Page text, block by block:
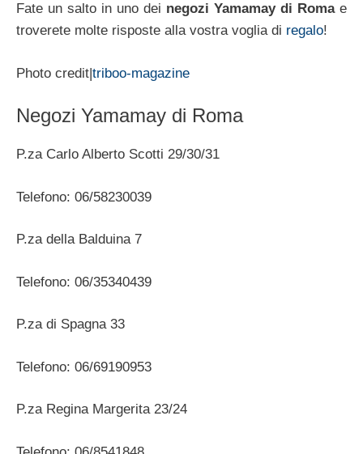
Fate un salto in uno dei negozi Yamamay di Romae
troverete molte risposte alla vostra voglia di regalo!
Photo credit|triboo-magazine
Negozi Yamamay di Roma
P.za Carlo Alberto Scotti 29/30/31
Telefono: 06/58230039
P.za della Balduina 7
Telefono: 06/35340439
P.za di Spagna 33
Telefono: 06/69190953
P.za Regina Margerita 23/24